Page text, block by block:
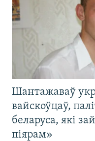
Шантажаваў
вайскоўцаў,
беларуса, які
піярам»